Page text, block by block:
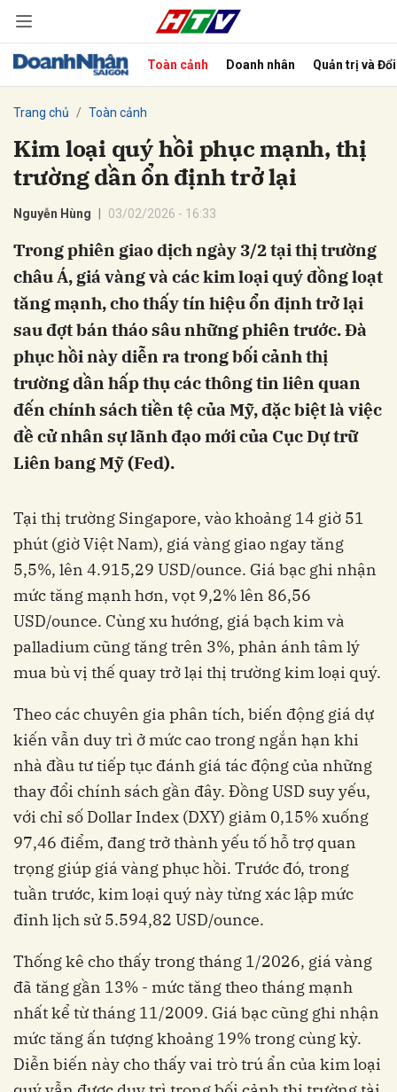
Toàn cảnh Doanh nhân Quản trị và
Trang chủ Toàn cảnh
Kim loại quý hồi phục mạnh, thị
trường dần ổn định trở lại
Nguyễn Hùng 03/02/2026 - 16:33
Trong phiên giao dịch ngày 3/2 tại thị trường
châu Á, giá vàng và các kim loại quý đồng loạt
tăng mạnh, cho thấy tín hiệu ổn định trở lại
sau đợt bán tháo sâu những phiên trước. Đà
phục hồi này diễn ra trong bối cảnh thị
trường dần hấp thụ các thông tin liên quan
đến chính sách tiền tệ của Mỹ, đặc biệt là việc
đề cử nhân sự lãnh đạo mới của Cục Dự trữ
Liên bang Mỹ (Fed).
Tại thị trường Singapore, vào khoảng 14 giờ 51
phút (giờ Việt Nam), giá vàng giao ngay tăng
5,5%, lên 4.915,29 USD/ounce. Giá bạc ghi nhận
mức tăng mạnh hơn, vọt 9,2% lên 86,56
USD/ounce. Cùng xu hướng, giá bạch kim và
palladium cũng tăng trên 3%, phản ánh tâm lý
mua bù vị thế quay trở lại thị trường kim loại quý.
Theo các chuyên gia phân tích, biến động giá dự
kiến vẫn duy trì ở mức cao trong ngắn hạn khi
nhà đầu tư tiếp tục đánh giá tác động của những
thay đổi chính sách gần đây. Đồng USD suy yếu,
với chỉ số Dollar Index (DXY) giảm 0,15% xuống
97,46 điểm, đang trở thành yếu tố hỗ trợ quan
trọng giúp giá vàng phục hồi. Trước đó, trong
tuần trước, kim loại quý này từng xác lập mức
đỉnh lịch sử 5.594,82 USD/ounce.
Thống kê cho thấy trong tháng 1/2026, giá vàng
đã tăng gần 13% - mức tăng theo tháng mạnh
nhất kể từ tháng 11/2009. Giá bạc cũng ghi nhận
mức tăng ấn tượng khoảng 19% trong cùng kỳ.
Diễn biến này cho thấy vai trò trú ẩn của kim loại
Hủy